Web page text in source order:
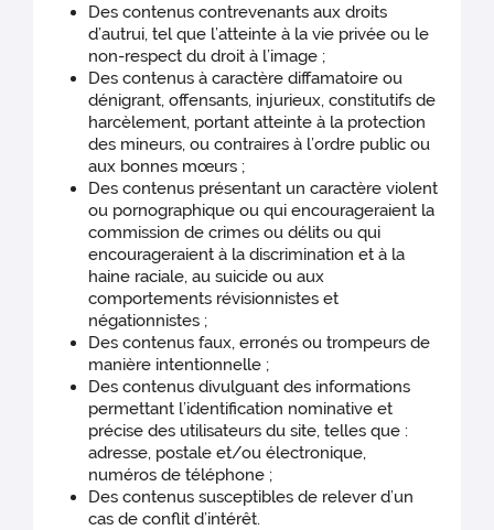
Des contenus contrevenants aux droits
d’autrui, tel que l’atteinte à la vie privée ou le
non-respect du droit à l’image ;
Des contenus à caractère diffamatoire ou
dénigrant, offensants, injurieux, constitutifs de
harcèlement, portant atteinte à la protection
des mineurs, ou contraires à l’ordre public ou
aux bonnes mœurs ;
Des contenus présentant un caractère violent
ou pornographique ou qui encourageraient la
commission de crimes ou délits ou qui
encourageraient à la discrimination et à la
haine raciale, au suicide ou aux
comportements révisionnistes et
négationnistes ;
Des contenus faux, erronés ou trompeurs de
manière intentionnelle ;
Des contenus divulguant des informations
permettant l’identification nominative et
précise des utilisateurs du site, telles que :
adresse, postale et/ou électronique,
numéros de téléphone ;
Des contenus susceptibles de relever d’un
cas de conflit d’intérêt.